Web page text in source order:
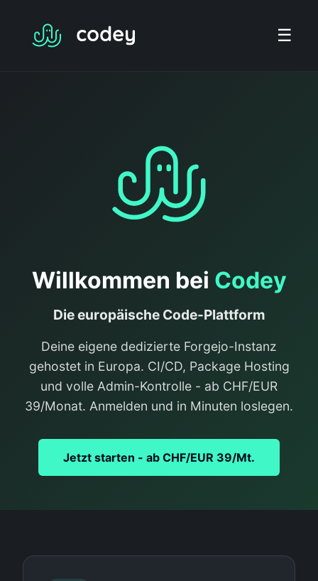
☰
Willkommen bei Codey
Die europäische Code-Plattform
Deine eigene dedizierte Forgejo-Instanz
gehostet in Europa. CI/CD, Package Hosting
und volle Admin-Kontrolle - ab CHF/EUR
39/Monat. Anmelden und in Minuten loslegen.
Jetzt starten - ab CHF/EUR 39/Mt.